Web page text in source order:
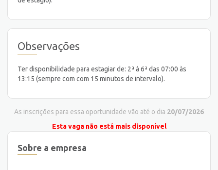
Observações
Ter disponibilidade para estagiar de: 2ª à 6ª das 07:00 às
13:15 (sempre com com 15 minutos de intervalo).
As inscrições para essa oportunidade vão até o dia 20/07/2026
Esta vaga não está mais disponível
Sobre a empresa